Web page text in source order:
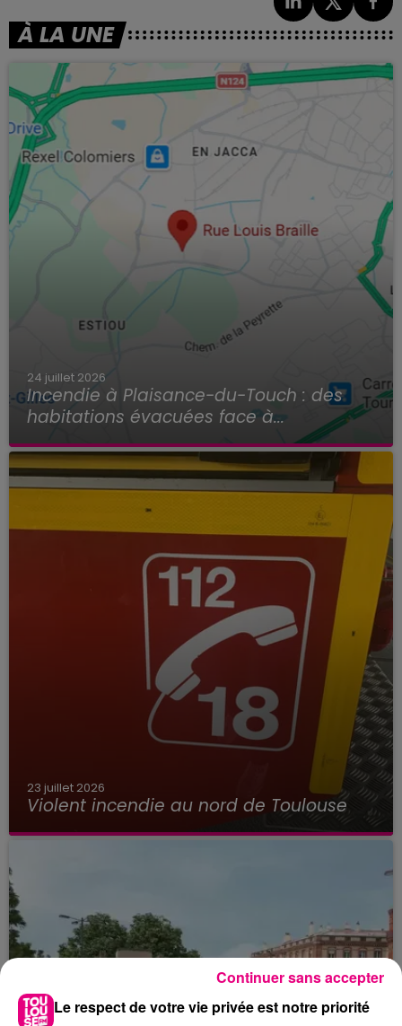
À LA UNE
24 juillet 2026
Incendie à Plaisance-du-Touch : des
habitations évacuées face à...
23 juillet 2026
Violent incendie au nord de Toulouse
Le respect de votre vie privée est notre priorité
Continuer sans accepter